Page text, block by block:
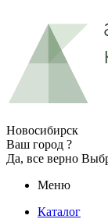
Новосибирск
Ваш город ?
Да, все верно
Меню
Каталог